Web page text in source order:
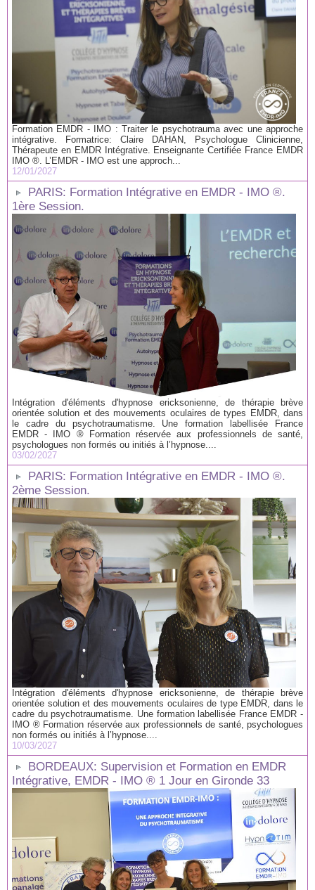
Formation EMDR - IMO : Traiter le psychotrauma avec une approche
intégrative. Formatrice: Claire DAHAN, Psychologue Clinicienne,
Thérapeute en EMDR Intégrative. Enseignante Certifiée France EMDR
IMO ®. L’EMDR - IMO est une approch...
12/01/2027
PARIS: Formation Intégrative en EMDR - IMO ®.
1ère Session.
Intégration d'éléments d'hypnose ericksonienne, de thérapie brève
orientée solution et des mouvements oculaires de types EMDR, dans
le cadre du psychotraumatisme. Une formation labellisée France
EMDR - IMO ® Formation réservée aux professionnels de santé,
psychologues non formés ou initiés à l’hypnose....
03/02/2027
PARIS: Formation Intégrative en EMDR - IMO ®.
2ème Session.
Intégration d'éléments d'hypnose ericksonienne, de thérapie brève
orientée solution et des mouvements oculaires de type EMDR, dans le
cadre du psychotraumatisme. Une formation labellisée France EMDR -
IMO ® Formation réservée aux professionnels de santé, psychologues
non formés ou initiés à l’hypnose....
10/03/2027
BORDEAUX: Supervision et Formation en EMDR
Intégrative, EMDR - IMO ® 1 Jour en Gironde 33